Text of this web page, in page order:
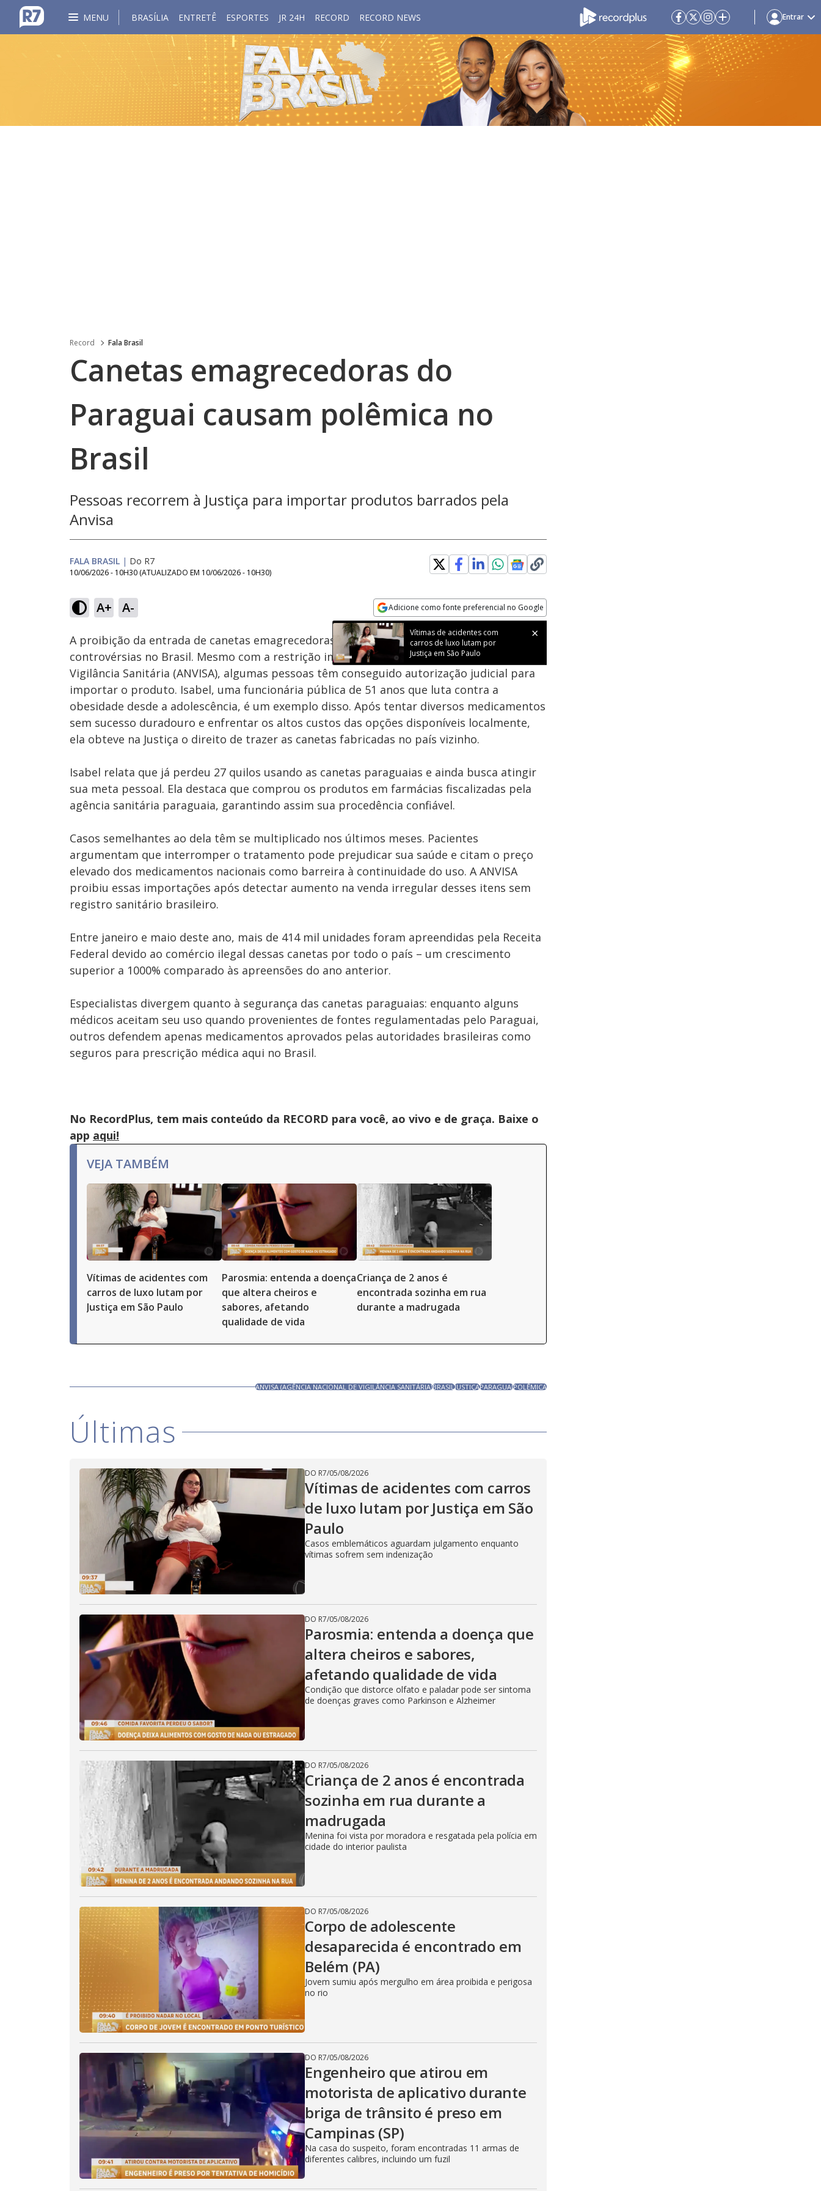
MENU BRASÍLIA ENTRETÊ ESPORTES JR 24H RECORD RECORD NEWS Entrar
Record Fala Brasil
Canetas emagrecedoras do
Paraguai causam polêmica no
Brasil
Pessoas recorrem à Justiça para importar produtos barrados pela
Anvisa
FALA BRASIL | Do R7
10/06/2026 - 10H30 (ATUALIZADO EM 10/06/2026 - 10H30)
A+ A- Adicione como fonte preferencial no Google
Opens in new window
Vítimas de acidentes com
carros de luxo lutam por
Justiça em São Paulo
Ativar
Som
Velocidade
A proibição da entrada de canetas emagrecedoras produzidas no Paraguai tem gerado
controvérsias no Brasil. Mesmo com a restrição imposta pela Agência Nacional de
Vigilância Sanitária (ANVISA), algumas pessoas têm conseguido autorização judicial para
importar o produto. Isabel, uma funcionária pública de 51 anos que luta contra a
obesidade desde a adolescência, é um exemplo disso. Após tentar diversos medicamentos
sem sucesso duradouro e enfrentar os altos custos das opções disponíveis localmente,
ela obteve na Justiça o direito de trazer as canetas fabricadas no país vizinho.
Isabel relata que já perdeu 27 quilos usando as canetas paraguaias e ainda busca atingir
sua meta pessoal. Ela destaca que comprou os produtos em farmácias fiscalizadas pela
agência sanitária paraguaia, garantindo assim sua procedência confiável.
Casos semelhantes ao dela têm se multiplicado nos últimos meses. Pacientes
argumentam que interromper o tratamento pode prejudicar sua saúde e citam o preço
elevado dos medicamentos nacionais como barreira à continuidade do uso. A ANVISA
proibiu essas importações após detectar aumento na venda irregular desses itens sem
registro sanitário brasileiro.
Entre janeiro e maio deste ano, mais de 414 mil unidades foram apreendidas pela Receita
Federal devido ao comércio ilegal dessas canetas por todo o país – um crescimento
superior a 1000% comparado às apreensões do ano anterior.
Especialistas divergem quanto à segurança das canetas paraguaias: enquanto alguns
médicos aceitam seu uso quando provenientes de fontes regulamentadas pelo Paraguai,
outros defendem apenas medicamentos aprovados pelas autoridades brasileiras como
seguros para prescrição médica aqui no Brasil.
No RecordPlus, tem mais conteúdo da RECORD para você, ao vivo e de graça. Baixe o
app aqui!
VEJA TAMBÉM
Vítimas de acidentes com
carros de luxo lutam por
Justiça em São Paulo
Parosmia: entenda a doença
que altera cheiros e
sabores, afetando
qualidade de vida
Criança de 2 anos é
encontrada sozinha em rua
durante a madrugada
ANVISA (AGÊNCIA NACIONAL DE VIGILÂNCIA SANITÁRIA)BRASILJUSTIÇAPARAGUAIPOLÊMICA
Últimas
DO R7/05/08/2026
Vítimas de acidentes com carros
de luxo lutam por Justiça em São
Paulo
Casos emblemáticos aguardam julgamento enquanto
vítimas sofrem sem indenização
DO R7/05/08/2026
Parosmia: entenda a doença que
altera cheiros e sabores,
afetando qualidade de vida
Condição que distorce olfato e paladar pode ser sintoma
de doenças graves como Parkinson e Alzheimer
DO R7/05/08/2026
Criança de 2 anos é encontrada
sozinha em rua durante a
madrugada
Menina foi vista por moradora e resgatada pela polícia em
cidade do interior paulista
DO R7/05/08/2026
Corpo de adolescente
desaparecida é encontrado em
Belém (PA)
Jovem sumiu após mergulho em área proibida e perigosa
no rio
DO R7/05/08/2026
Engenheiro que atirou em
motorista de aplicativo durante
briga de trânsito é preso em
Campinas (SP)
Na casa do suspeito, foram encontradas 11 armas de
diferentes calibres, incluindo um fuzil